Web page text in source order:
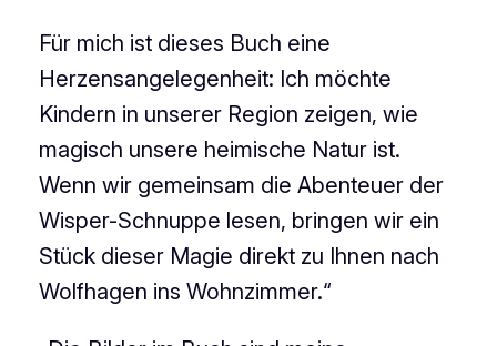
Für mich ist dieses Buch eine
Herzensangelegenheit: Ich möchte
Kindern in unserer Region zeigen, wie
magisch unsere heimische Natur ist.
Wenn wir gemeinsam die Abenteuer der
Wisper-Schnuppe lesen, bringen wir ein
Stück dieser Magie direkt zu Ihnen nach
Wolfhagen ins Wohnzimmer.“